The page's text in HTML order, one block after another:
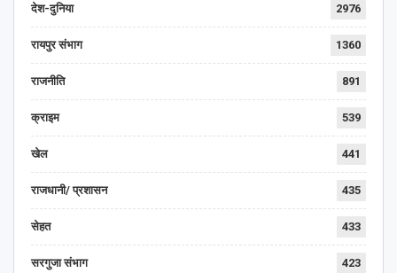
देश-दुनिया 2976
रायपुर संभाग 1360
राजनीति 891
क्राइम 539
खेल 441
राजधानी/ प्रशासन 435
सेहत 433
सरगुजा संभाग 423